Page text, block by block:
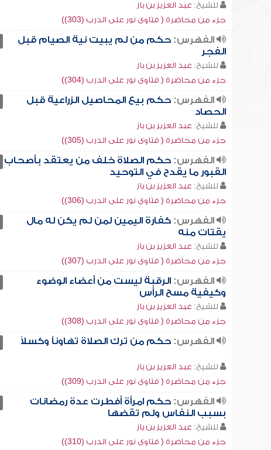
للشيخ: عبد العزيز بن باز
جزء من محاضرة ( فتاوى نور على الدرب (303))
الفهرس:حكم من لم يبيت نية الصيام قبل
الفجر
للشيخ: عبد العزيز بن باز
جزء من محاضرة ( فتاوى نور على الدرب (304))
الفهرس:حكم بيع المحاصيل الزراعية قبل
الحصاد
للشيخ: عبد العزيز بن باز
جزء من محاضرة ( فتاوى نور على الدرب (305))
الفهرس:حكم الصلاة خلف من يعتقد بأصحاب
القبور ما يقدح في التوحيد
للشيخ: عبد العزيز بن باز
جزء من محاضرة ( فتاوى نور على الدرب (306))
الفهرس:كفارة اليمين لمن لم يكن له مال
يقتات منه
للشيخ: عبد العزيز بن باز
جزء من محاضرة ( فتاوى نور على الدرب (307))
الفهرس:الرقبة ليست من أعضاء الوضوء
وكيفية مسح الرأس
للشيخ: عبد العزيز بن باز
جزء من محاضرة ( فتاوى نور على الدرب (308))
الفهرس:حكم من ترك الصلاة تهاوناً وكسلاً
للشيخ: عبد العزيز بن باز
جزء من محاضرة ( فتاوى نور على الدرب (309))
الفهرس:حكم امرأة أفطرت عدة رمضانات
بسبب النفاس ولم تقضها
للشيخ: عبد العزيز بن باز
جزء من محاضرة ( فتاوى نور على الدرب (310))